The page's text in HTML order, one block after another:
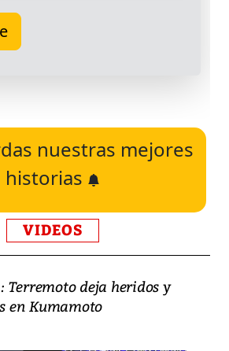
nuestras mejores
historias
VIDEOS
Terremoto deja heridos y
en Kumamoto